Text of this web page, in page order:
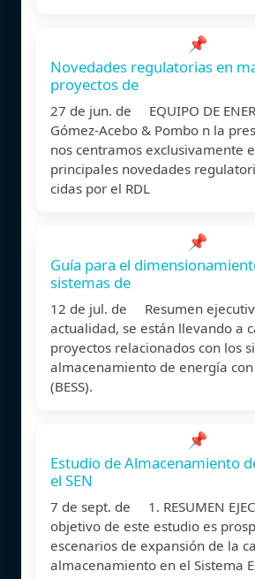
📌
Novedades regulatorias en
proyectos de
27 de jun. de EQUIPO DE
Gómez-Acebo & Pombo n la
nos centramos exclusivamente
principales novedades
cidas por el RDL
📌
Guía para el
sistemas de
12 de jul. de Resumen
actualidad, se están llevando a
proyectos relacionados con los
almacenamiento de energía
(BESS).
📌
Estudio de Almacenamiento
el SEN
7 de sept. de 1. RESUMEN
objetivo de este estudio es
escenarios de expansión de la
almacenamiento en el Sistema